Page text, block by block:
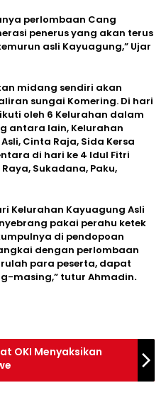
perlombaan Cang
penerus yang akan terus
asli Kayuagung,” Ujar
midang sendiri akan
sungai Komering. Di hari
oleh 6 Kelurahan dalam
antara lain, Kelurahan
Cinta Raja, Sida Kersa
di hari ke 4 Idul Fitri
Sukadana, Paku,
Kelurahan Kayuagung Asli
pakai perahu ketek
di pendopoan
dengan perlombaan
para peserta, dapat
masing,” tutur Ahmadin.
OKI Menyaksikan